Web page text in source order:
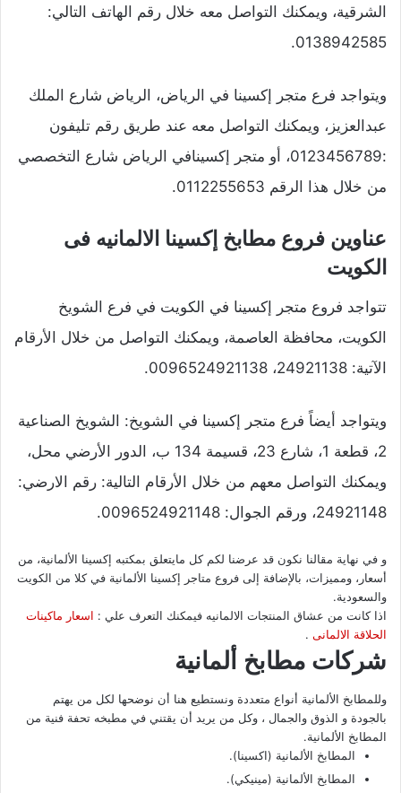
الشرقية، ويمكنك التواصل معه خلال رقم الهاتف التالي:
0138942585.
ويتواجد فرع متجر إكسينا في الرياض، الرياض شارع الملك
عبدالعزيز، ويمكنك التواصل معه عند طريق رقم تليفون
:0123456789، أو متجر إكسينافي الرياض شارع التخصصي
من خلال هذا الرقم 0112255653.
عناوين فروع مطابخ إكسينا الالمانيه فى
الكويت
تتواجد فروع متجر إكسينا في الكويت في فرع الشويخ
الكويت، محافظة العاصمة، ويمكنك التواصل من خلال الأرقام
الآتية: 24921138، 0096524921138.
ويتواجد أيضاً فرع متجر إكسينا في الشويخ: الشويخ الصناعية
2، قطعة 1، شارع 23، قسيمة 134 ب، الدور الأرضي محل،
ويمكنك التواصل معهم من خلال الأرقام التالية: رقم الارضي:
24921148، ورقم الجوال: 0096524921148.
و في نهاية مقالنا نكون قد عرضنا لكم كل مايتعلق بمكتبه إكسينا الألمانية، من
أسعار، ومميزات، بالإضافة إلى فروع متاجر إكسينا الألمانية في كلا من الكويت
والسعودية.
اذا كانت من عشاق المنتجات الالمانيه فيمكنك التعرف علي : اسعار ماكينات
الحلاقة الالمانى .
شركات مطابخ ألمانية
وللمطابخ الألمانية أنواع متعددة ونستطيع هنا أن نوضحها لكل من يهتم
بالجودة و الذوق والجمال ، وكل من يريد أن يقتني في مطبخه تحفة فنية من
المطابخ الألمانية.
المطابخ الألمانية (اكسينا).
المطابخ الألمانية (مينيكي).